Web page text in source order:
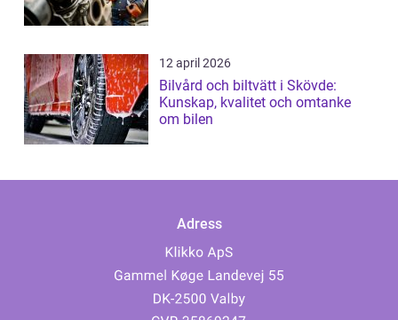
12 april 2026
Bilvård och biltvätt i Skövde:
Kunskap, kvalitet och omtanke
om bilen
Adress